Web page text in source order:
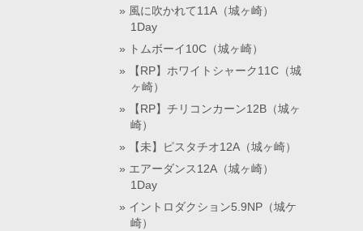
風に吹かれて11A（城ヶ崎）
1Day
トムボーイ10C（城ヶ崎）
【RP】ホワイトシャーク11C（城
ヶ崎）
【RP】チリコンカーン12B（城ヶ
崎）
【未】ピスタチオ12A（城ヶ崎）
エアーダンス12A（城ヶ崎）
1Day
イントロダクション5.9NP（城ケ
崎）